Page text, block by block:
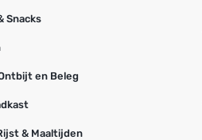
Snacks
en Beleg
& Maaltijden